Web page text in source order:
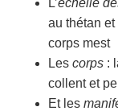
au thétan
corps mest
Les corps :
collent et
Et les